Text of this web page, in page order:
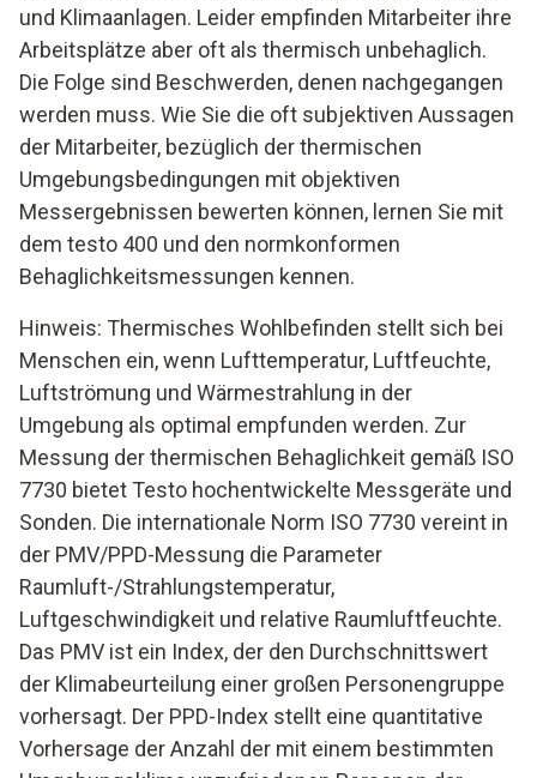
und Klimaanlagen. Leider empfinden Mitarbeiter ihre
Arbeitsplätze aber oft als thermisch unbehaglich.
Die Folge sind Beschwerden, denen nachgegangen
werden muss. Wie Sie die oft subjektiven Aussagen
der Mitarbeiter, bezüglich der thermischen
Umgebungsbedingungen mit objektiven
Messergebnissen bewerten können, lernen Sie mit
dem testo 400 und den normkonformen
Behaglichkeitsmessungen kennen.
Hinweis: Thermisches Wohlbefinden stellt sich bei
Menschen ein, wenn Lufttemperatur, Luftfeuchte,
Luftströmung und Wärmestrahlung in der
Umgebung als optimal empfunden werden. Zur
Messung der thermischen Behaglichkeit gemäß ISO
7730 bietet Testo hochentwickelte Messgeräte und
Sonden. Die internationale Norm ISO 7730 vereint in
der PMV/PPD-Messung die Parameter
Raumluft-/Strahlungstemperatur,
Luftgeschwindigkeit und relative Raumluftfeuchte.
Das PMV ist ein Index, der den Durchschnittswert
der Klimabeurteilung einer großen Personengruppe
vorhersagt. Der PPD-Index stellt eine quantitative
Vorhersage der Anzahl der mit einem bestimmten